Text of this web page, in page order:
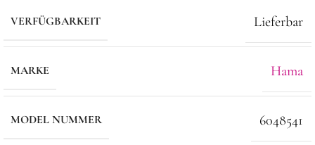
VERFÜGBARKEIT Lieferbar
MARKE Hama
MODEL NUMMER 6048541